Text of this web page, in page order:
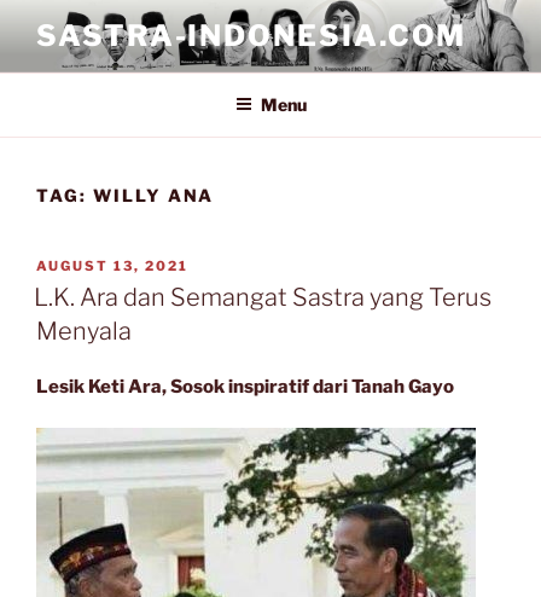
content
SASTRA-INDONESIA.COM
Menu
TAG: WILLY ANA
POSTED
ON
AUGUST 13, 2021
L.K. Ara dan Semangat Sastra yang Terus
Menyala
Lesik Keti Ara, Sosok inspiratif dari Tanah Gayo